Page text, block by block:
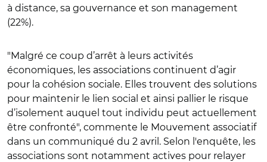
à distance, sa gouvernance et son management
(22%).
"Malgré ce coup d’arrêt à leurs activités
économiques, les associations continuent d’agir
pour la cohésion sociale. Elles trouvent des solutions
pour maintenir le lien social et ainsi pallier le risque
d’isolement auquel tout individu peut actuellement
être confronté", commente le Mouvement associatif
dans un communiqué du 2 avril. Selon l'enquête, les
associations sont notamment actives pour relayer